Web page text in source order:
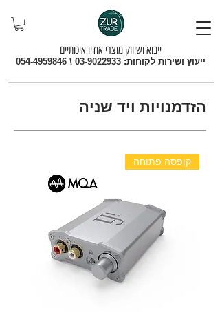
ייעוץ ושירות לקוחות: 03-9022933
\
054-4959846
ייבוא ושיווק מוצרי אודיו איכותיים
הזדמנויות ויד שניה
קופסה פתוחה